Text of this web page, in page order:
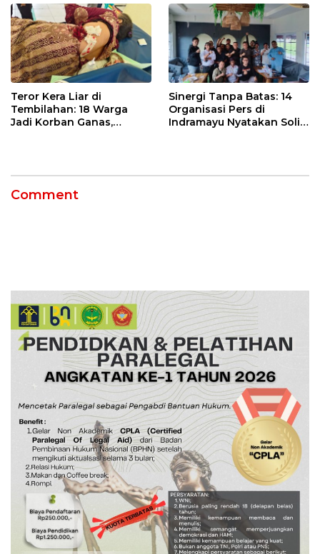
Teror Kera Liar di
Tembilahan: 18 Warga
Jadi Korban Ganas,
Sinergi Tanpa Batas: 14
Organisasi Pers di
Indramayu Nyatakan Solid
Comment